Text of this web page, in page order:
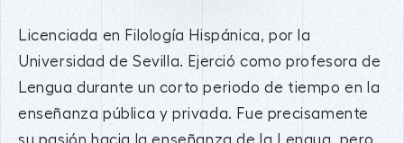
Licenciada en Filología Hispánica, por la
Universidad de Sevilla. Ejerció como profesora de
Lengua durante un corto periodo de tiempo en la
enseñanza pública y privada. Fue precisamente